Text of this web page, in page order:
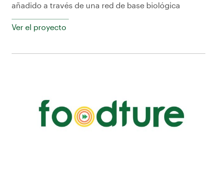
añadido a través de una red de base biológica
Ver el proyecto